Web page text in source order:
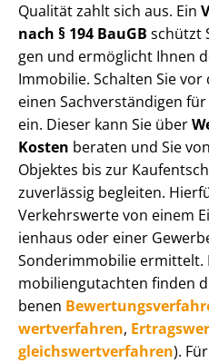
Qualität zahlt sich aus. Ein
nach § 194 BauGB schützt
gen und ermöglicht Ihnen
Immobilie. Schalten Sie vor
einen Sach­ver­stän­di­gen
ein. Dieser kann Sie über
Kosten beraten und Sie
Objektes bis zur
zuverlässig begleiten.
Verkehrswerte von einem
i­en­haus oder einer
Sonderimmobilie ermittelt.
mo­bi­li­en­gut­ach­ten finden
be­nen
wert­ver­fah­ren,
gleichs­wert­ver­fah­ren).